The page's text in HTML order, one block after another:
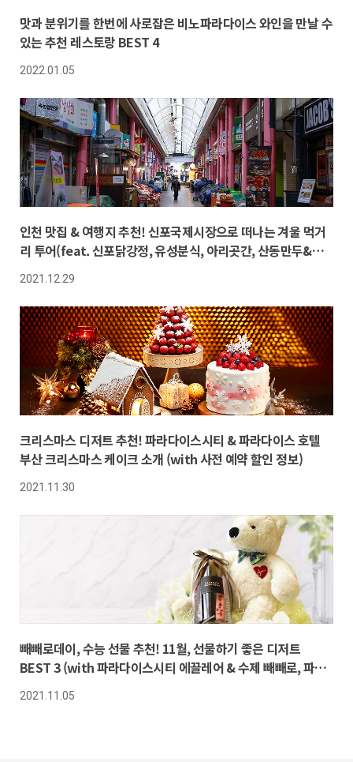
맛과 분위기를 한번에 사로잡은 비노파라다이스 와인을 만날 수
있는 추천 레스토랑 BEST 4
2022.01.05
인천 맛집 & 여행지 추천! 신포국제시장으로 떠나는 겨울 먹거
리 투어(feat. 신포닭강정, 유성분식, 아리곳간, 산동만두&공
갈빵)
2021.12.29
크리스마스 디저트 추천! 파라다이스시티 & 파라다이스 호텔
부산 크리스마스 케이크 소개 (with 사전 예약 할인 정보)
2021.11.30
빼빼로데이, 수능 선물 추천! 11월, 선물하기 좋은 디저트
BEST 3 (with 파라다이스시티 에끌레어 & 수제 빼빼로, 파라
다이스 호텔 부산 탄생석 초콜릿)
2021.11.05